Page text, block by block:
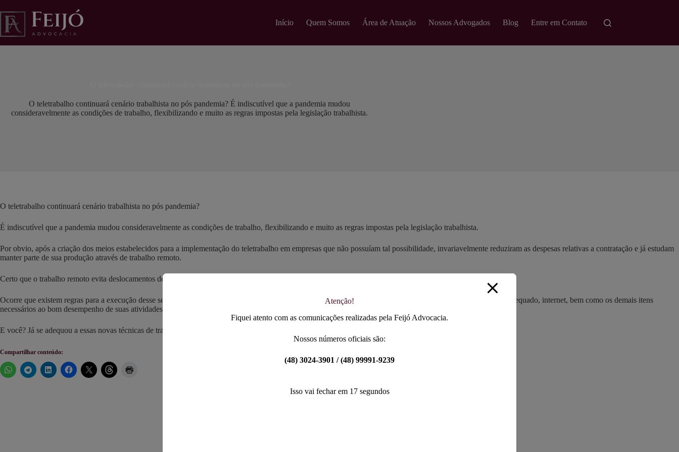
para
conteúdo
Início Quem Somos Área de Atuação Nossos Advogados Blog Entre em Contato
O teletrabalho continuará cenário trabalhista no pós pandemia? É indiscutível que a pandemia mudou
consideravelmente as condições de trabalho, flexibilizando e muito as regras impostas pela legislação trabalhista.
O teletrabalho continuará cenário trabalhista no pós pandemia?
É indiscutível que a pandemia mudou consideravelmente as condições de trabalho, flexibilizando e muito as regras impostas pela legislação trabalhista.
Por obvio, após a criação dos meios estabelecidos para a implementação do teletrabalho em empresas que não possuíam tal possibilidade, invariavelmente reduziram as despesas relativas a contratação e já estudam
manter parte de sua produção através de trabalho remoto.
Certo que o trabalho remoto evita deslocamentos desnecessários, riscos, despesas, que ale de proteger o trabalhador se mostrou eficaz na redução de custos.
Ocorre que existem regras para a execução desse serviço em home office, tais como a concessão de ferramentas de trabalho, a exemplo de computador, assento adequado, internet, bem como os demais itens
necessários ao bom desempenho de suas atividades.
E você? Já se adequou a essas novas técnicas de trabalho?
Compartilhar conteúdo:
Atenção!
Fiquei atento com as comunicações realizadas pela Feijó Advocacia.
Nossos números oficiais são:
(48) 3024-3901 / (48) 99991-9239
Isso vai fechar em 17segundos